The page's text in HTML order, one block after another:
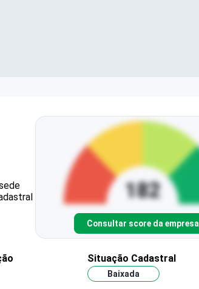
Consultar score da empresa
Situação Cadastral
Baixada